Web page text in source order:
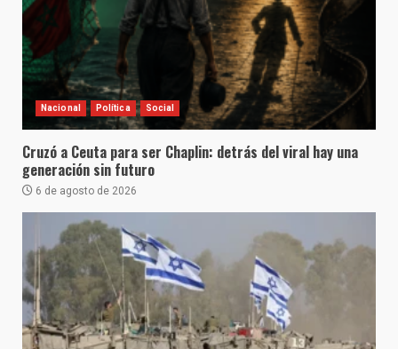
Nacional Política Social
Cruzó a Ceuta para ser Chaplin: detrás del viral hay una
generación sin futuro
6 de agosto de 2026